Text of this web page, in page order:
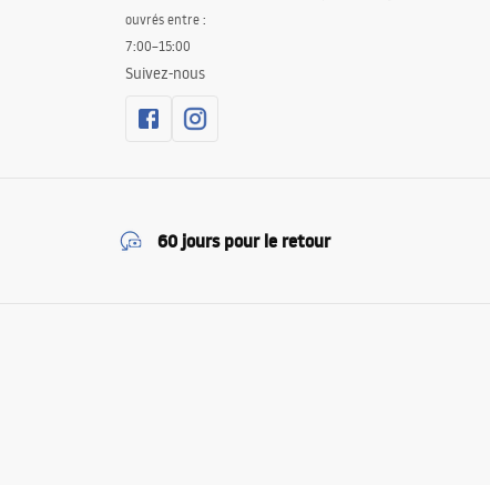
ouvrés entre :
7:00–15:00
Suivez-nous
60 jours pour le retour